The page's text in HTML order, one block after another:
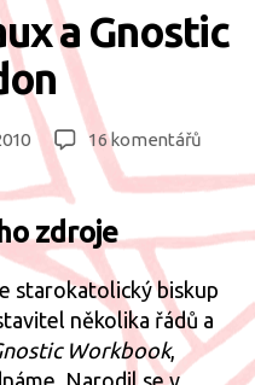
a Gnostic
16 komentářů
s
a
zdroje
starokatolický biskup
několika řádů a
Workbook,
Narodil se v